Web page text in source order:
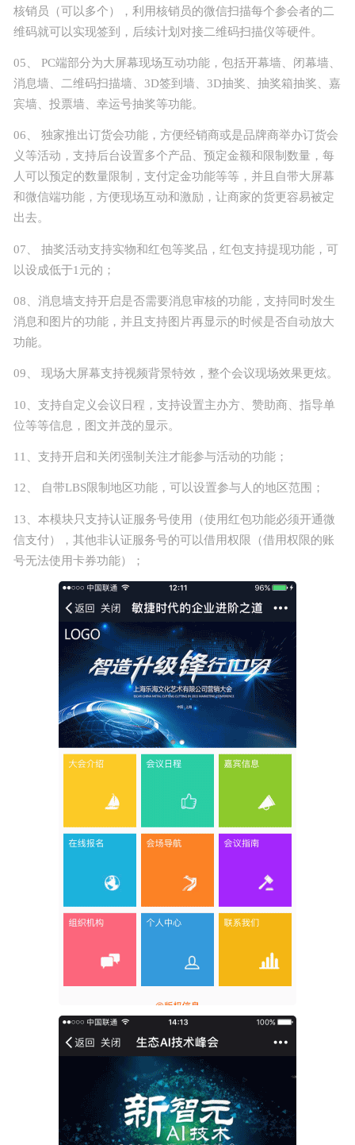
核销员（可以多个），利用核销员的微信扫描每个参会者的二
维码就可以实现签到，后续计划对接二维码扫描仪等硬件。
05、 PC端部分为大屏幕现场互动功能，包括开幕墙、闭幕墙、
消息墙、二维码扫描墙、3D签到墙、3D抽奖、抽奖箱抽奖、嘉
宾墙、投票墙、幸运号抽奖等功能。
06、 独家推出订货会功能，方便经销商或是品牌商举办订货会
义等活动，支持后台设置多个产品、预定金额和限制数量，每
人可以预定的数量限制，支付定金功能等等，并且自带大屏幕
和微信端功能，方便现场互动和激励，让商家的货更容易被定
出去。
07、 抽奖活动支持实物和红包等奖品，红包支持提现功能，可
以设成低于1元的；
08、消息墙支持开启是否需要消息审核的功能，支持同时发生
消息和图片的功能，并且支持图片再显示的时候是否自动放大
功能。
09、 现场大屏幕支持视频背景特效，整个会议现场效果更炫。
10、支持自定义会议日程，支持设置主办方、赞助商、指导单
位等等信息，图文并茂的显示。
11、支持开启和关闭强制关注才能参与活动的功能；
12、 自带LBS限制地区功能，可以设置参与人的地区范围；
13、本模块只支持认证服务号使用（使用红包功能必须开通微
信支付），其他非认证服务号的可以借用权限（借用权限的账
号无法使用卡券功能）；